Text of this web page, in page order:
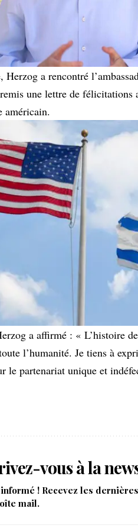
Herzog a rencontré
une lettre de félicitations
américain.
a affirmé : « L’histoire
l’humanité. Je tiens à
le partenariat unique et
vous à la
informé ! Recevez les
mail.